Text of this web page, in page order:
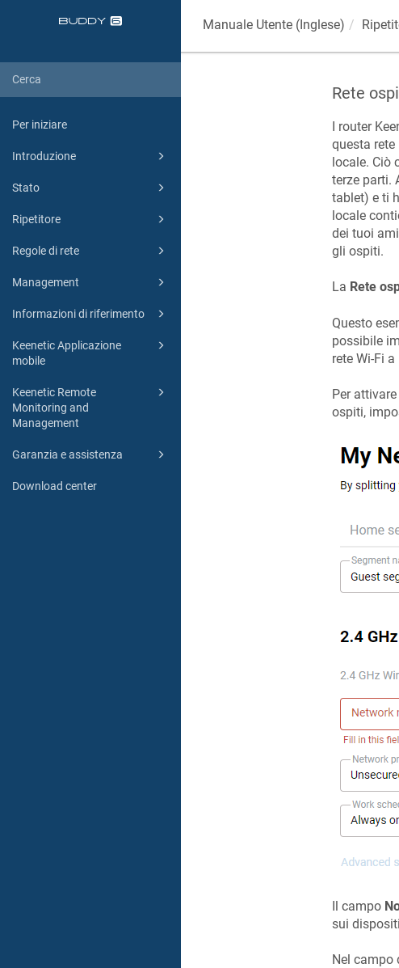
Per iniziare
Introduzione
Stato
Ripetitore
Regole di rete
Management
Informazioni di riferimento
Keenetic Applicazione
mobile
Keenetic Remote
Monitoring and
Management
Garanzia e assistenza
Download center
Manuale Utente (Inglese)
Rete
I router
questa
locale. Ciò
terze parti.
tablet) e ti
locale
dei tuoi
gli ospiti.
La Rete
Questo
possibile
rete Wi-Fi
Per
ospiti,
Il campo
sui
Nel campo